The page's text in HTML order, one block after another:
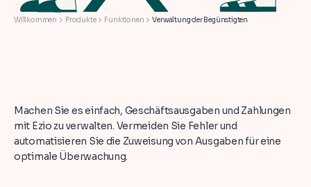
Willkommen Produkte Funktionen Verwaltung der Begünstigten
Machen Sie es einfach, Geschäftsausgaben und Zahlungen
mit Ezio zu verwalten. Vermeiden Sie Fehler und
automatisieren Sie die Zuweisung von Ausgaben für eine
optimale Überwachung.